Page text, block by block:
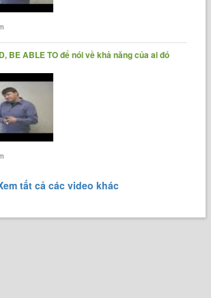
BE ABLE TO để nói về khả năng của ai đó
tất cả các video khác